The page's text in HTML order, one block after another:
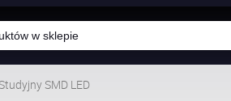
SMD LED